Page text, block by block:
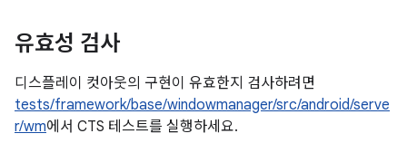
유효성 검사
디스플레이 컷아웃의 구현이 유효한지 검사하려면
tests/framework/base/windowmanager/src/android/serve
r/wm에서 CTS 테스트를 실행하세요.